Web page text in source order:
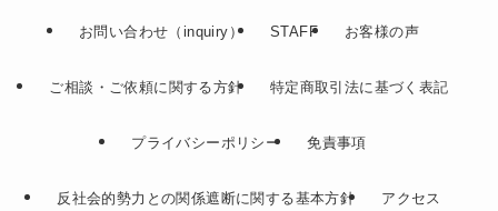
お問い合わせ（inquiry） STAFF お客様の声
ご相談・ご依頼に関する方針 特定商取引法に基づく表記
プライバシーポリシー 免責事項
反社会的勢力との関係遮断に関する基本方針 アクセス